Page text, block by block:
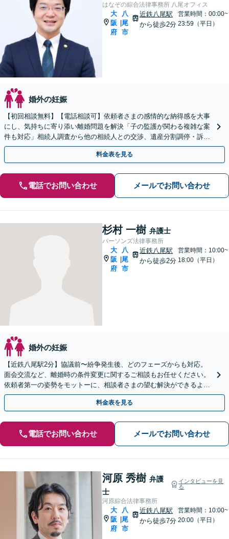
はなぞの綜合法律事務所 八尾オフィス
大
阪
府
八
尾
市
近鉄八尾駅
から徒歩2分
営業時間：00:00~
23:59（平日）
婚外の妊娠
【初回相談無料】【電話相談可】依頼者さまの感情的な納得感を大事
にし、気持ちに寄り添い離婚問題を解決「子の監護が関わる複雑な案
件も対応」相続人調査から他の相続人との交渉、遺産分割調停・訴訟
までお任せください【完全個室対応】【休日・夜間相談可】
料金表を見る
電話でお問い合わせ メールでお問い合わせ
杉村 一樹 弁護士
パーソンズ法律事務所
大
阪
府
八
尾
市
近鉄八尾駅
から徒歩2分
営業時間：10:00~
18:00（平日）
婚外の妊娠
【近鉄八尾駅2分】協議前〜紛争発生後、どのフェーズからも対応。
面会交流など、離婚時の条件変更に関するご相談もお任せください。
依頼者第一の姿勢をモットーに、相談者さまの望む解決ができるよう
柔軟に対応いたします【夜間・休日相談OK】
料金表を見る
電話でお問い合わせ メールでお問い合わせ
河原 秀樹 弁護
士
インタビューを見
る
河原綜合法律事務所
大
阪
府
八
尾
市
近鉄八尾駅
から徒歩7分
営業時間：10:00~
20:00（平日）